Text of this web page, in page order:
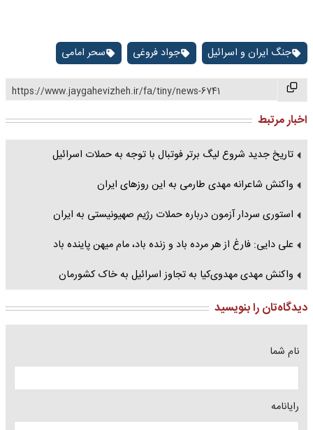
جنگ ایران و اسرائیل جواد فروغی سحر امامی
https://www.jaygahevizheh.ir/fa/tiny/news-6741
اخبار مرتبط
تاریخ جدید شروع لیگ برتر فوتبال با توجه به حملات اسرائیل
واکنش شاعرانه مهدی طارمی به این روزهای ایران
استوری سردار آزمون درباره حملات رژیم صهیونیستی به ایران
علی دایی: فارغ از هر مرده باد و زنده باد، مام میهن پاینده باد
واکنش مهدی مهدوی‌کیا به تجاوز اسرائیل به خاک کشورمان
دیدگاه‌تان را بنویسید
نام شما
رایانامه